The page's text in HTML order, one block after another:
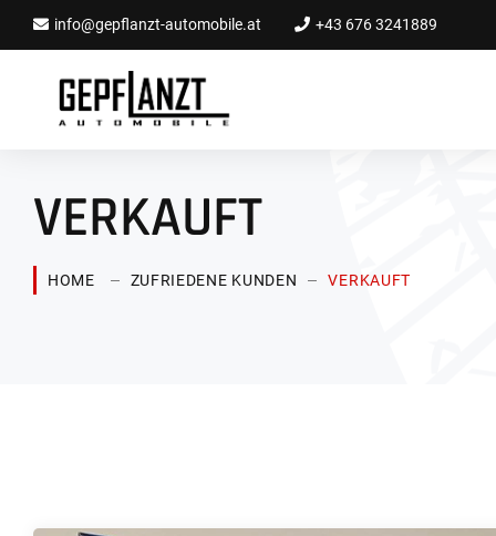
info@gepflanzt-automobile.at +43 676 3241889
VERKAUFT
HOME ZUFRIEDENE KUNDEN VERKAUFT